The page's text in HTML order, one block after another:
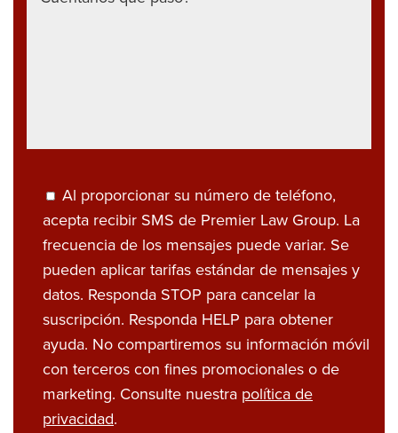
Al proporcionar su número de teléfono,
acepta recibir SMS de Premier Law Group. La
frecuencia de los mensajes puede variar. Se
pueden aplicar tarifas estándar de mensajes y
datos. Responda STOP para cancelar la
suscripción. Responda HELP para obtener
ayuda. No compartiremos su información móvil
con terceros con fines promocionales o de
marketing. Consulte nuestra política de
privacidad.